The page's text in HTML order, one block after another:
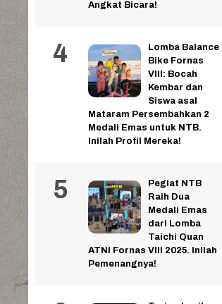
Angkat Bicara!
Lomba Balance
Bike Fornas
VIII: Bocah
Kembar dan
Siswa asal
Mataram Persembahkan 2
Medali Emas untuk NTB.
Inilah Profil Mereka!
Pegiat NTB
Raih Dua
Medali Emas
dari Lomba
Taichi Quan
ATNI Fornas VIII 2025. Inilah
Pemenangnya!